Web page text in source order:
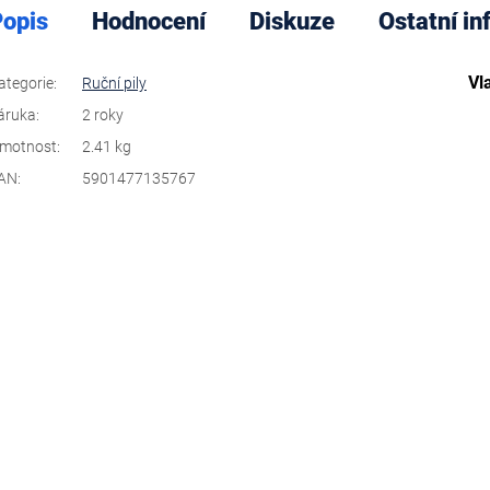
Hodnocení Diskuze Ostatní
:
Ruční pily
:
2 roky
:
2.41 kg
: 5901477135767